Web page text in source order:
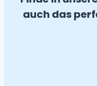
auch das